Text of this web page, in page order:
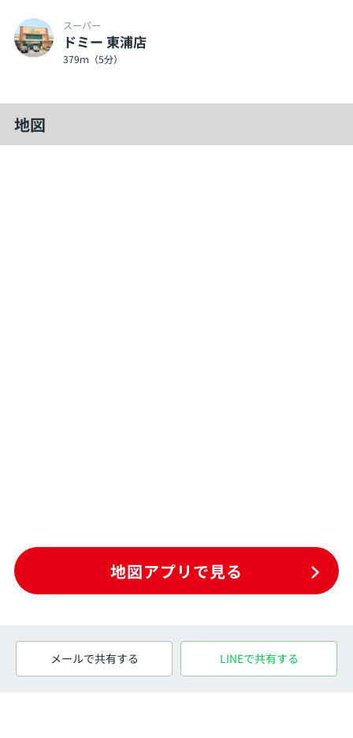
スーパー
ドミー 東浦店
379ｍ（5分）
地図
地図アプリで見る
メールで共有する LINEで共有する